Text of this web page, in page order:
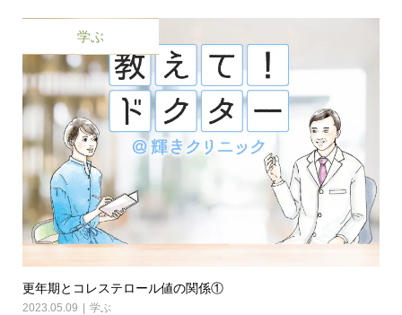
学ぶ
更年期とコレステロール値の関係①
2023.05.09 学ぶ